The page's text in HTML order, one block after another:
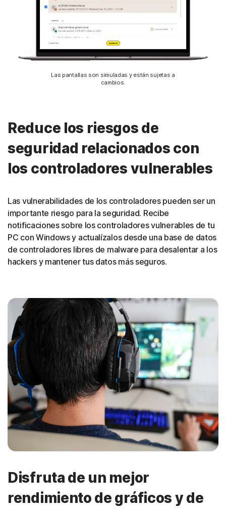
Las pantallas son simuladas y están sujetas a
cambios.
Reduce los riesgos de
seguridad relacionados con
los controladores vulnerables
Las vulnerabilidades de los controladores pueden ser un
importante riesgo para la seguridad. Recibe
notificaciones sobre los controladores vulnerables de tu
PC con Windows y actualízalos desde una base de datos
de controladores libres de malware para desalentar a los
hackers y mantener tus datos más seguros.
Disfruta de un mejor
rendimiento de gráficos y de